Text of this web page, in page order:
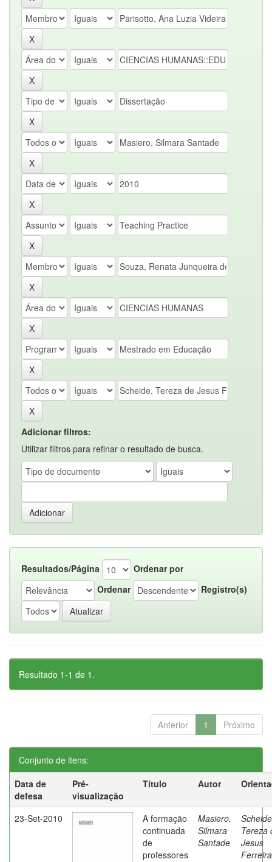
Adicionar filtros:
Utilizar filtros para refinar o resultado de busca.
Resultados/Página
Ordenar por
Ordenar
Registro(s)
Resultado 1-1 de 1.
Anterior 1 Próximo
Conjunto de itens:
Data de
defesa
Pré-
visualização
Título Autor
23-Set-2010
A formação
continuada
de
professores
Masiero,
Silmara
Santade
Tereza
Jesus
Ferreira